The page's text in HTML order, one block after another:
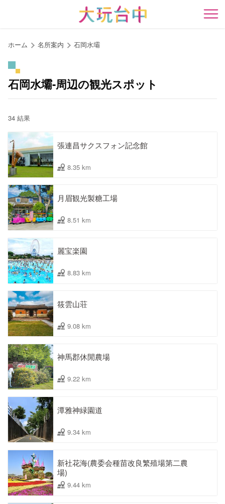
開
ホーム 名所案内 石岡水壩
石岡水壩-周辺の観光スポット
34 結果
張連昌サクスフォン記念館
8.35 km
月眉観光製糖工場
8.51 km
麗宝楽園
8.83 km
筱雲山荘
9.08 km
神馬郡休閒農場
9.22 km
潭雅神緑園道
9.34 km
新社花海(農委会種苗改良繁殖場第二農
場)
9.44 km